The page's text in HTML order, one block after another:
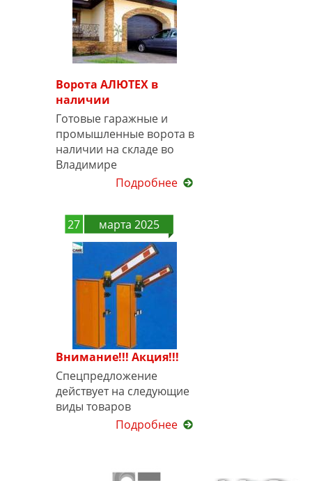
Ворота АЛЮТЕХ в
наличии
Готовые гаражные и
промышленные ворота в
наличии на складе во
Владимире
Подробнее
27 марта 2025
Внимание!!! Акция!!!
Спецпредложение
действует на следующие
виды товаров
Подробнее